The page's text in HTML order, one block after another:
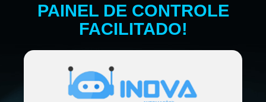
PAINEL DE CONTROLE
FACILITADO!